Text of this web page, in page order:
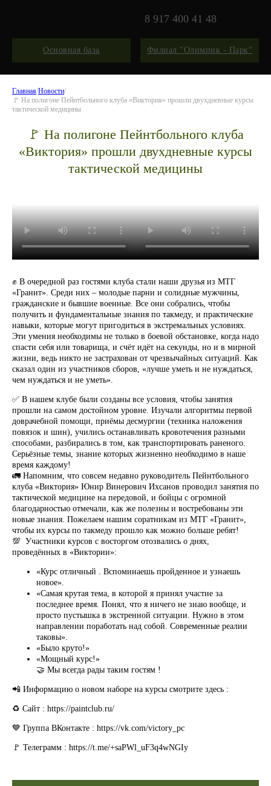
8 917 400 41 48
Основная база Филиал "Олимпик - Парк"
Главная/Новости/
🚩 На полигоне Пейнтбольного клуба «Виктория» прошли двухдневные курсы
тактической медицины
🚩 На полигоне Пейнтбольного клуба
«Виктория» прошли двухдневные курсы
тактической медицины
✊ В очередной раз гостями клуба стали наши друзья из МТГ
«Гранит». Среди них – молодые парни и солидные мужчины,
гражданские и бывшие военные. Все они собрались, чтобы
получить и фундаментальные знания по такмеду, и практические
навыки, которые могут пригодиться в экстремальных условиях.
Эти умения необходимы не только в боевой обстановке, когда надо
спасти себя или товарища, и счёт идёт на секунды, но и в мирной
жизни, ведь никто не застрахован от чрезвычайных ситуаций. Как
сказал один из участников сборов, «лучше уметь и не нуждаться,
чем нуждаться и не уметь».
✅ В нашем клубе были созданы все условия, чтобы занятия
прошли на самом достойном уровне. Изучали алгоритмы первой
доврачебной помощи, приёмы десмургии (техника наложения
повязок и шин), учились останавливать кровотечения разными
способами, разбирались в том, как транспортировать раненого.
Серьёзные темы, знание которых жизненно необходимо в наше
время каждому!
🚛 Напомним, что совсем недавно руководитель Пейнтбольного
клуба «Виктория» Юнир Винерович Ихсанов проводил занятия по
тактической медицине на передовой, и бойцы с огромной
благодарностью отмечали, как же полезны и востребованы эти
новые знания. Пожелаем нашим соратникам из МТГ «Гранит»,
чтобы их курсы по такмеду прошло как можно больше ребят!
💯 Участники курсов с восторгом отозвались о днях,
проведённых в «Виктории»:
«Курс отличный . Вспоминаешь пройденное и узнаешь
новое».
«Самая крутая тема, в которой я принял участие за
последнее время. Понял, что я ничего не знаю вообще, и
просто пустышка в экстренной ситуации. Нужно в этом
направлении поработать над собой. Современные реалии
таковы».
«Было круто!»
«Мощный курс!»
🤝 Мы всегда рады таким гостям !
📲 Информацию о новом наборе на курсы смотрите здесь :
♻️ Сайт : https://paintclub.ru/
💙 Группа ВКонтакте : https://vk.com/victory_pc
🚩 Телеграмм : https://t.me/+saPWl_uF3q4wNGIy